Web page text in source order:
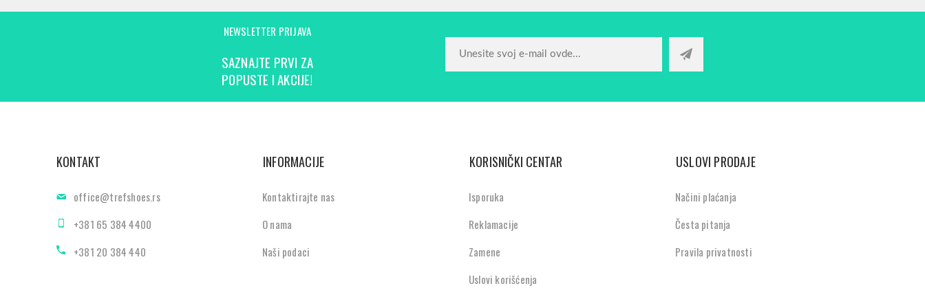
NEWSLETTER PRIJAVA
SAZNAJTE PRVI ZA
POPUSTE I AKCIJE!
KONTAKT
office@trefshoes.rs
+381 65 384 4400
+381 20 384 440
INFORMACIJE
Kontaktirajte nas
O nama
Naši podaci
KORISNIČKI CENTAR
Isporuka
Reklamacije
Zamene
Uslovi korišćenja
USLOVI PRODAJE
Načini plaćanja
Česta pitanja
Pravila privatnosti